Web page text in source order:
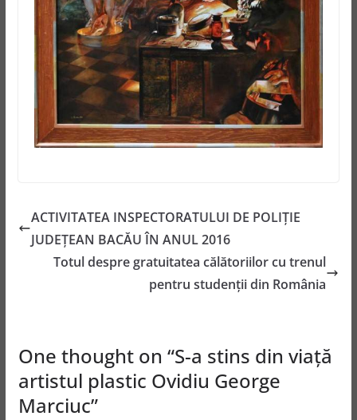
ACTIVITATEA INSPECTORATULUI DE POLIŢIE
JUDEŢEAN BACĂU ÎN ANUL 2016
Totul despre gratuitatea călătoriilor cu trenul
pentru studenții din România
One thought on “S-a stins din viață
artistul plastic Ovidiu George
Marciuc”